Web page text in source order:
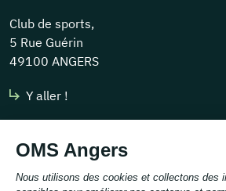
Club de sports,
5 Rue Guérin
49100 ANGERS
Y aller !
Nous contacter
contact@omsangers.org